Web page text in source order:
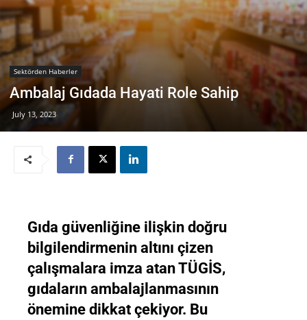
Sektörden Haberler
Ambalaj Gıdada Hayati Role Sahip
July 13, 2023
Gıda güvenliğine ilişkin doğru
bilgilendirmenin altını çizen
çalışmalara imza atan TÜGİS,
gıdaların ambalajlanmasının
önemine dikkat çekiyor. Bu